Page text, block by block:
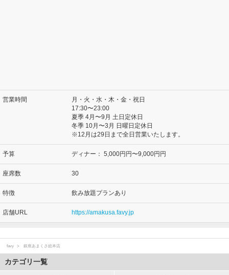
営業時間
月・火・水・木・金・祝日
17:30〜23:00
夏季 4月〜9月 土日定休日
冬季 10月〜3月 日曜日定休日
※12月は29日まで全日営業いたします。
予算 ディナー： 5,000円円〜9,000円円
座席数 30
特徴 飲み放題プランあり
店舗URL https://amakusa.favy.jp
favy 銀座あまくさ総本店
カテゴリ一覧